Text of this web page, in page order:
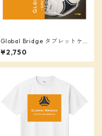
Global Bridge タブレットケ
ース汎用Mサイズ
¥2,750